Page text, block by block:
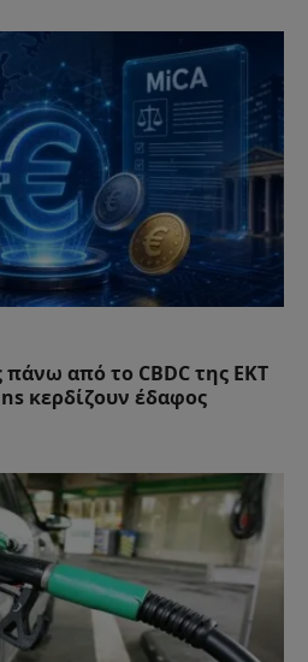
από το CBDC της ΕΚΤ
κερδίζουν έδαφος